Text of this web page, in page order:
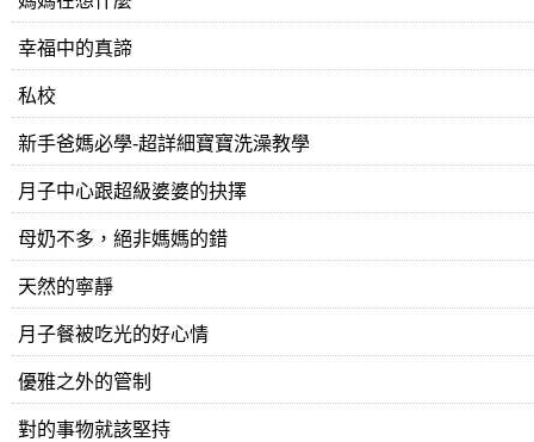
幸福中的真諦
私校
新手爸媽必學-超詳細寶寶洗澡教學
月子中心跟超級婆婆的抉擇
母奶不多，絕非媽媽的錯
天然的寧靜
月子餐被吃光的好心情
優雅之外的管制
對的事物就該堅持